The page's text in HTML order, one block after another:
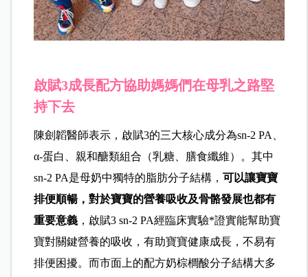
啟賦3成長配方協助媽媽們在母乳之路堅
持下去
陳劍韜醫師表示，啟賦3的三大核心成分為sn-2 PA、
α-蛋白、親和醣類組合（乳糖、膳食纖維）。其中
sn-2 PA是母奶中獨特的脂肪分子結構，可以讓寶寶
排便順暢，對於寶寶的營養吸收及骨骼發展也都有
重要意義 ，啟賦3 sn-2 PA經臨床實驗*證實能幫助寶
寶對關鍵營養的吸收，有助寶寶健康成長，不易有
排便困擾。而市面上的配方奶棕櫚酸分子結構大多